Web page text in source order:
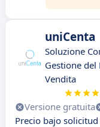
uniCenta
Soluzione
Gestione del
Vendita
Versione gratuita
Precio bajo solicitud